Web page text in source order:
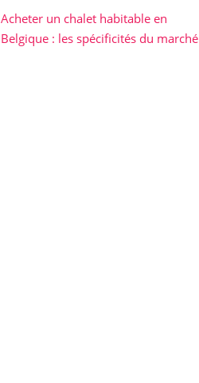
Acheter un chalet habitable en
Belgique : les spécificités du marché